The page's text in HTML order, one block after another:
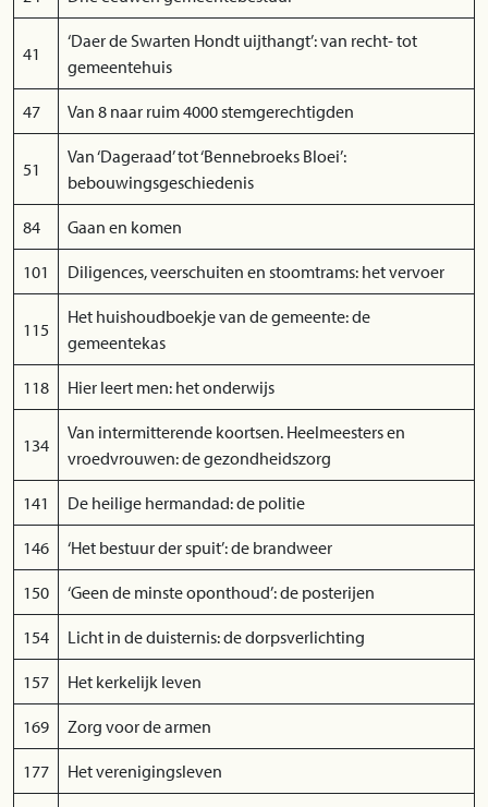
41
‘Daer de Swarten Hondt uijthangt’: van recht- tot
gemeentehuis
47 Van 8 naar ruim 4000 stemgerechtigden
51
Van ‘Dageraad’ tot ‘Bennebroeks Bloei’:
bebouwingsgeschiedenis
84 Gaan en komen
101 Diligences, veerschuiten en stoomtrams: het vervoer
115
Het huishoudboekje van de gemeente: de
gemeentekas
118 Hier leert men: het onderwijs
134
Van intermitterende koortsen. Heelmeesters en
vroedvrouwen: de gezondheidszorg
141 De heilige hermandad: de politie
146 ‘Het bestuur der spuit’: de brandweer
150 ‘Geen de minste oponthoud’: de posterijen
154 Licht in de duisternis: de dorpsverlichting
157 Het kerkelijk leven
169 Zorg voor de armen
177 Het verenigingsleven